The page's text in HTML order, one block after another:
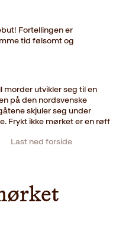
Last ned forside
Fortellingen er
tid følsomt og
morder utvikler seg til en
på den nordsvenske
skjuler seg under
Frykt ikke mørket er en røff